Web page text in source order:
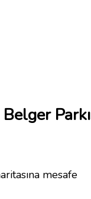
Parkı
mesafe